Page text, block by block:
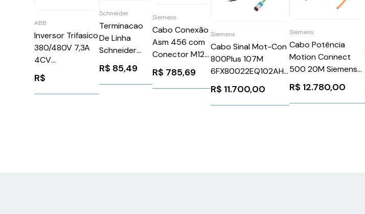
ABB
Inversor Trifasico
380/480V 7,3A
4CV
ACS5800107A34
ABB 1276948
R$
Schneider
Terminacao
De Linha
Schneider
VW3A8306RC
R$ 85,49
Siemens
Cabo Conexão
Asm 456 com
Conector M12
2M Siemens
6GT28914JH20
R$ 785,69
Siemens
Cabo Sinal Mot-Con
800Plus 107M
6FX80022EQ102AH0
Siemens 87657
R$ 11.700,00
Siemens
Cabo Potência
Motion Connect
500 20M Siemens
6FX50081BB501CA0
R$ 12.780,00